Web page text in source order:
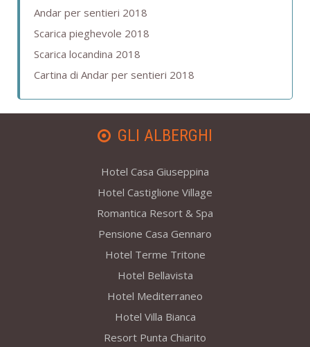
Andar per sentieri 2018
Scarica pieghevole 2018
Scarica locandina 2018
Cartina di Andar per sentieri 2018
GLI ALBERGHI
Hotel Casa Giuseppina
Hotel Castiglione Village
Romantica Resort & Spa
Pensione Casa Gennaro
Hotel Terme Tritone
Hotel Bellavista
Hotel Mediterraneo
Hotel Villa Bianca
Resort Punta Chiarito